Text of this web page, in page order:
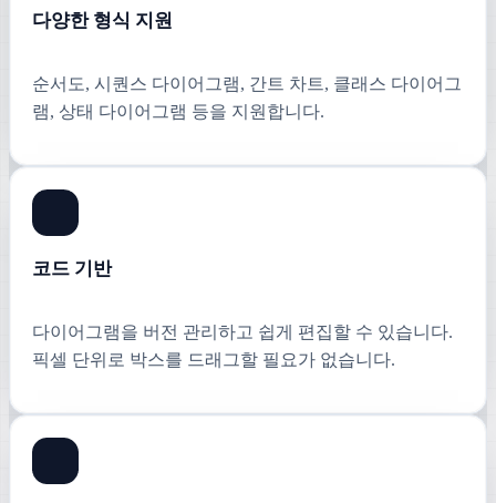
다양한 형식 지원
순서도, 시퀀스 다이어그램, 간트 차트, 클래스 다이어그
램, 상태 다이어그램 등을 지원합니다.
코드 기반
다이어그램을 버전 관리하고 쉽게 편집할 수 있습니다.
픽셀 단위로 박스를 드래그할 필요가 없습니다.